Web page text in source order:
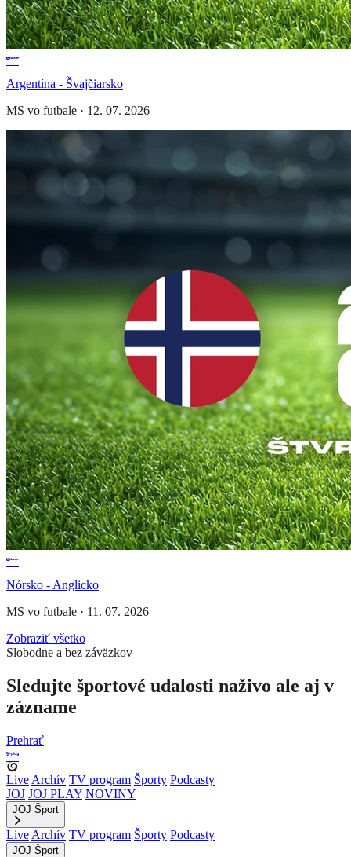
Argentína - Švajčiarsko
MS vo futbale · 12. 07. 2026
Nórsko - Anglicko
MS vo futbale · 11. 07. 2026
Zobraziť všetko
Slobodne a bez záväzkov
Sledujte športové udalosti naživo ale aj v
zázname
Prehrať
Live Archív TV program Športy Podcasty
JOJ JOJ PLAY NOVINY
JOJ Šport
Live Archív TV program Športy Podcasty
JOJ Šport